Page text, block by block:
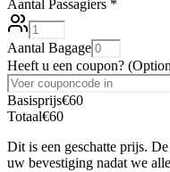
Aantal Passagiers *
Aantal Bagage
Heeft u een coupon? (
Basisprijs€60
Totaal€60
Dit is een geschatte prijs.
uw bevestiging nadat we